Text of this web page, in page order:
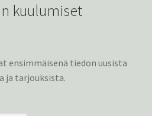
kuulumiset
ensimmäisenä tiedon uusista
ja tarjouksista.